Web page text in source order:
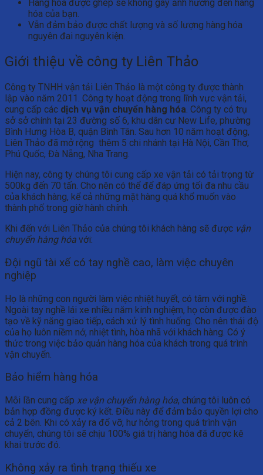
Hàng hóa được ghép sẽ không gây ảnh hưởng đến hàng
hóa của bạn.
Vẫn đảm bảo được chất lượng và số lượng hàng hóa
nguyên đai nguyên kiện.
Giới thiệu về công ty Liên Thảo
Công ty TNHH vận tải Liên Thảo là một công ty được thành
lập vào năm 2011. Công ty hoạt động trong lĩnh vực vận tải,
cung cấp các dịch vụ vận chuyển hàng hóa. Công ty có trụ
sở sở chính tại 23 đường số 6, khu dân cư New Life, phường
Bình Hưng Hòa B, quận Bình Tân. Sau hơn 10 năm hoạt động,
Liên Thảo đã mở rộng thêm 5 chi nhánh tại Hà Nội, Cần Thơ,
Phú Quốc, Đà Nẵng, Nha Trang.
Hiện nay, công ty chúng tôi cung cấp xe vận tải có tải trọng từ
500kg đến 70 tấn. Cho nên có thể để đáp ứng tối đa nhu cầu
của khách hàng, kể cả những mặt hàng quá khổ muốn vào
thành phố trong giờ hành chính.
Khi đến với Liên Thảo của chúng tôi khách hàng sẽ được vận
chuyển hàng hóa với:
Đội ngũ tài xế có tay nghề cao, làm việc chuyên
nghiệp
Họ là những con người làm việc nhiệt huyết, có tâm với nghề.
Ngoài tay nghề lái xe nhiều năm kinh nghiệm, họ còn được đào
tạo về kỹ năng giao tiếp, cách xử lý tình huống. Cho nên thái độ
của họ luôn niềm nở, nhiệt tình, hòa nhã với khách hàng. Có ý
thức trong việc bảo quản hàng hóa của khách trong quá trình
vận chuyển.
Bảo hiểm hàng hóa
Mỗi lần cung cấp xe vận chuyển hàng hóa, chúng tôi luôn có
bản hợp đồng được ký kết. Điều này để đảm bảo quyền lợi cho
cả 2 bên. Khi có xảy ra đổ vỡ, hư hỏng trong quá trình vận
chuyển, chúng tôi sẽ chịu 100% giá trị hàng hóa đã được kê
khai trước đó.
Không xảy ra tình trạng thiếu xe